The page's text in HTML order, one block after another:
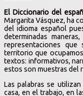
El Diccionario del
Margarita Vásquez, ha
del idioma español
determinadas
representaciones
territorio que
textos: informativos,
estos son muestras del
Las palabras se
casa, en el trabajo, en